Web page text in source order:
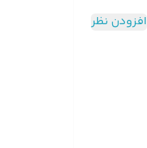
افزودن نظر